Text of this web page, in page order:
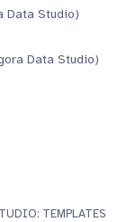
Data Studio)
Data Studio)
TEMPLATES